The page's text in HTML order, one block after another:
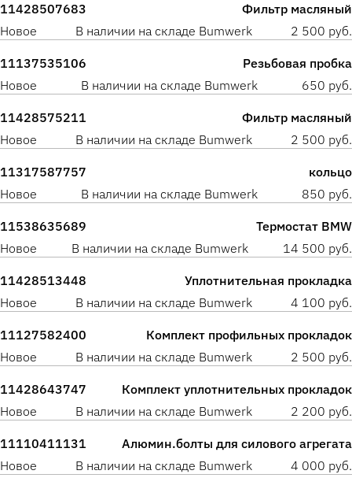
11428507683
Фильтр масляный
Новое
В наличии на складе Bumwerk 2 500 руб.
11137535106
Резьбовая пробка
Новое
В наличии на складе Bumwerk 650 руб.
11428575211
Фильтр масляный
Новое
В наличии на складе Bumwerk 2 500 руб.
11317587757
кольцо
Новое
В наличии на складе Bumwerk 850 руб.
11538635689
Термостат BMW
Новое
В наличии на складе Bumwerk 14 500 руб.
11428513448
Уплотнительная прокладка
Новое
В наличии на складе Bumwerk 4 100 руб.
11127582400
Комплект профильных прокладок
Новое
В наличии на складе Bumwerk 2 500 руб.
11428643747
Комплект уплотнительных прокладок
Новое
В наличии на складе Bumwerk 2 200 руб.
11110411131
Алюмин.болты для силового агрегата
Новое
В наличии на складе Bumwerk 4 000 руб.